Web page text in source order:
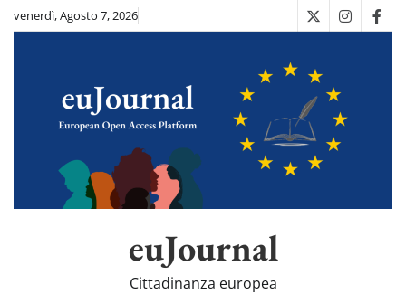
Skipvenerdì, Agosto 7, 2026 X
euJournal
Cittadinanza europea